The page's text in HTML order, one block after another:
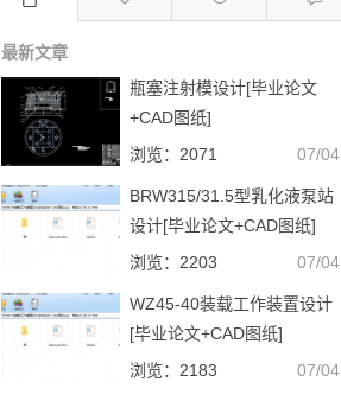
最新文章
瓶塞注射模设计[毕业论文
+CAD图纸]
07/04
浏览：2071
BRW315/31.5型乳化液泵站
设计[毕业论文+CAD图纸]
07/04
浏览：2203
WZ45-40装载工作装置设计
[毕业论文+CAD图纸]
07/04
浏览：2183